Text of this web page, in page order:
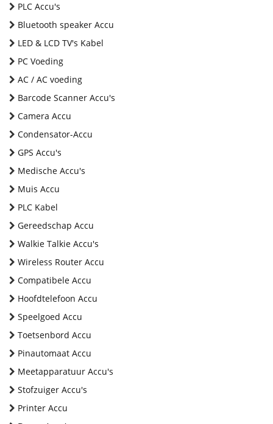
PLC Accu's
Bluetooth speaker Accu
LED & LCD TV's Kabel
PC Voeding
AC / AC voeding
Barcode Scanner Accu's
Camera Accu
Condensator-Accu
GPS Accu's
Medische Accu's
Muis Accu
PLC Kabel
Gereedschap Accu
Walkie Talkie Accu's
Wireless Router Accu
Compatibele Accu
Hoofdtelefoon Accu
Speelgoed Accu
Toetsenbord Accu
Pinautomaat Accu
Meetapparatuur Accu's
Stofzuiger Accu's
Printer Accu